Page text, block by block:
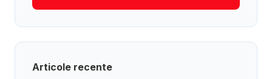
Articole recente